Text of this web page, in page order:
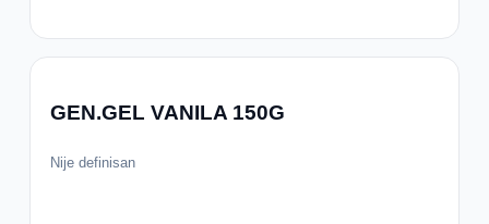
GEN.GEL VANILA 150G
Nije definisan